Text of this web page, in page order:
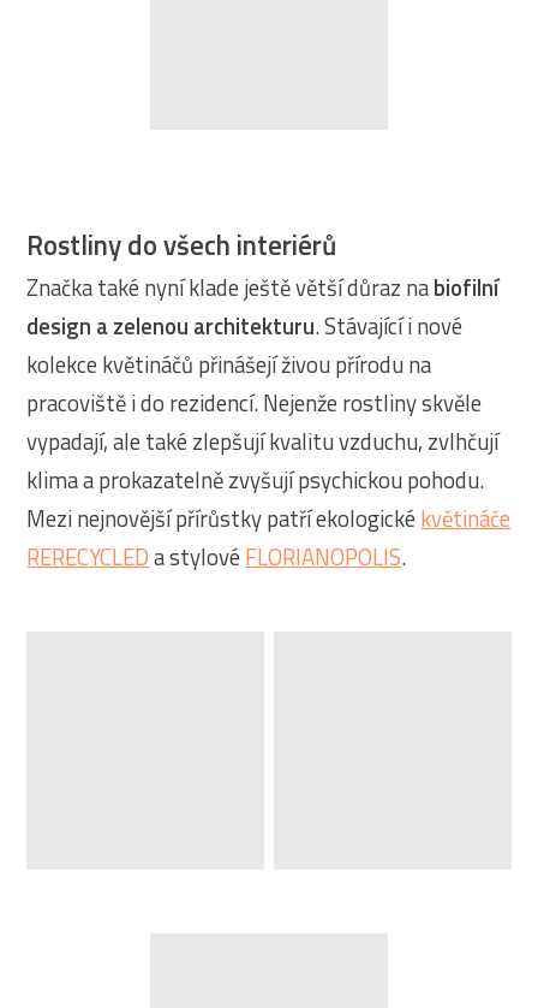
Rostliny do všech interiérů
Značka také nyní klade ještě větší důraz nabiofilní
design a zelenou architekturu. Stávající i nové
kolekce květináčů přinášejí živou přírodu na
pracoviště i do rezidencí. Nejenže rostliny skvěle
vypadají, ale také zlepšují kvalitu vzduchu, zvlhčují
klima a prokazatelně zvyšují psychickou pohodu.
Mezi nejnovější přírůstky patří ekologické květináče
RERECYCLEDa stylové FLORIANOPOLIS.